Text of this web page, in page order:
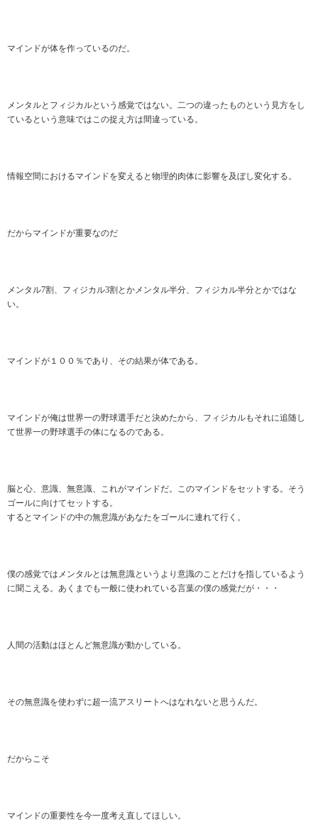
マインドが体を作っているのだ。
メンタルとフィジカルという感覚ではない。二つの違ったものという見方をし
ているという意味ではこの捉え方は間違っている。
情報空間におけるマインドを変えると物理的肉体に影響を及ぼし変化する。
だからマインドが重要なのだ
メンタル7割、フィジカル3割とかメンタル半分、フィジカル半分とかではな
い。
マインドが１００％であり、その結果が体である。
マインドが俺は世界一の野球選手だと決めたから、フィジカルもそれに追随し
て世界一の野球選手の体になるのである。
脳と心、意識、無意識、これがマインドだ。このマインドをセットする。そう
ゴールに向けてセットする。
するとマインドの中の無意識があなたをゴールに連れて行く。
僕の感覚ではメンタルとは無意識というより意識のことだけを指しているよう
に聞こえる。あくまでも一般に使われている言葉の僕の感覚だが・・・
人間の活動はほとんど無意識が動かしている。
その無意識を使わずに超一流アスリートへはなれないと思うんだ。
だからこそ
マインドの重要性を今一度考え直してほしい。